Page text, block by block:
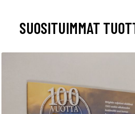
SUOSITUIMMAT